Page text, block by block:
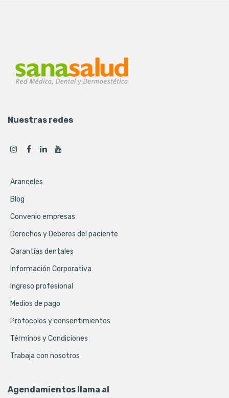
Nuestras redes
Aranceles
Blog
Convenio empresas
Derechos y Deberes del paciente
Garantías dentales
Información Corporativa
Ingreso profesional
Medios de pago
Protocolos y consentimientos
Términos y Condiciones
Trabaja con nosotros
Agendamientos llama al